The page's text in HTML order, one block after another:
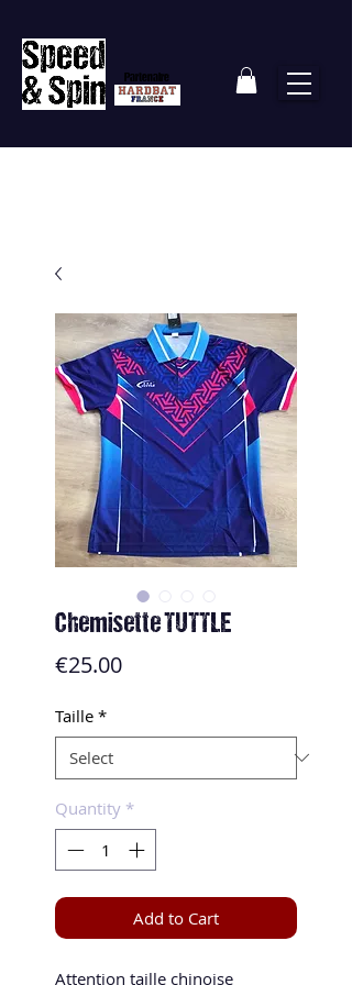
Partenaire
Chemisette TUTTLE
€25.00Price
Taille *
Quantity *
Add to Cart
Attention taille chinoise